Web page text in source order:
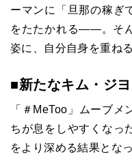
ーマンに「旦那の稼ぎ
をたたかれる――。そ
姿に、自分自身を重ね
■新たなキム・ジ
「＃ MeToo 」ムーブメ
ちが息をしやすくなっ
をより深める結果とな